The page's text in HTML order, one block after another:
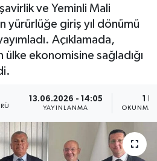
ve Yeminli Mali
yürürlüğe giriş yıl dönümü
Açıklamada,
ülke ekonomisine sağladığı
13.06.2026 - 14:05
YAYINLANMA
1
OKUNMA